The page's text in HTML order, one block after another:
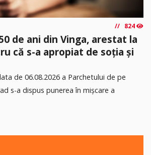
824
de ani din Vinga, arestat la
că s-a apropiat de soția și
de 06.08.2026 a Parchetului de pe
s-a dispus punerea în mişcare a